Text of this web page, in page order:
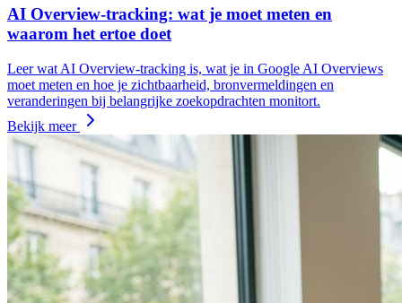
AI Overview-tracking: wat je moet meten en
waarom het ertoe doet
Leer wat AI Overview-tracking is, wat je in Google AI Overviews
moet meten en hoe je zichtbaarheid, bronvermeldingen en
veranderingen bij belangrijke zoekopdrachten monitort.
Bekijk meer